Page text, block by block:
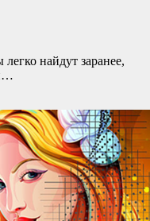
найдут заранее,